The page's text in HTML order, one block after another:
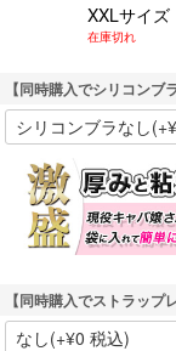
XXLサイズ
在庫切れ
【同時購入でシリコンブ
【同時購入でストラップ